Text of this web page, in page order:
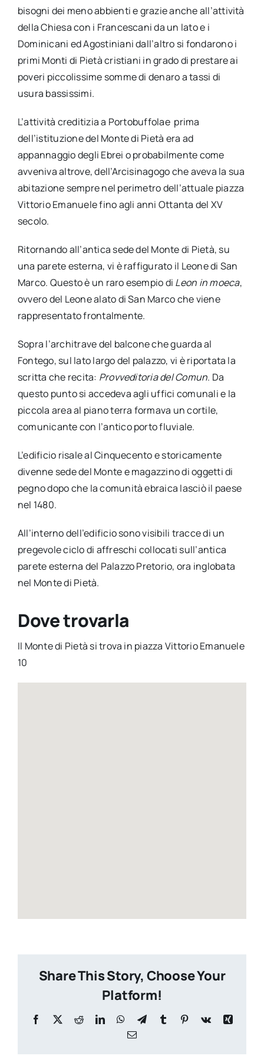
bisogni dei meno abbienti e grazie anche all’attività
della Chiesa con i Francescani da un lato e i
Dominicani ed Agostiniani dall’altro si fondarono i
primi Monti di Pietà cristiani in grado di prestare ai
poveri piccolissime somme di denaro a tassi di
usura bassissimi.
L’attività creditizia a Portobuffolae prima
dell’istituzione del Monte di Pietà era ad
appannaggio degli Ebrei o probabilmente come
avveniva altrove, dell’Arcisinagogo che aveva la sua
abitazione sempre nel perimetro dell’attuale piazza
Vittorio Emanuele fino agli anni Ottanta del XV
secolo.
Ritornando all’antica sede del Monte di Pietà, su
una parete esterna, vi è raffigurato il Leone di San
Marco. Questo è un raro esempio di Leon in moeca,
ovvero del Leone alato di San Marco che viene
rappresentato frontalmente.
Sopra l’architrave del balcone che guarda al
Fontego, sul lato largo del palazzo, vi è riportata la
scritta che recita: Provveditoria del Comun. Da
questo punto si accedeva agli uffici comunali e la
piccola area al piano terra formava un cortile,
comunicante con l’antico porto fluviale.
L’edificio risale al Cinquecento e storicamente
divenne sede del Monte e magazzino di oggetti di
pegno dopo che la comunità ebraica lasciò il paese
nel 1480.
All’interno dell’edificio sono visibili tracce di un
pregevole ciclo di affreschi collocati sull’antica
parete esterna del Palazzo Pretorio, ora inglobata
nel Monte di Pietà.
Dove trovarla
Il Monte di Pietà si trova in piazza Vittorio Emanuele
10
Share This Story, Choose Your
Platform!
Facebook
X RedditLinkedInWhatsApp
TelegramTumblr Pinterest
Vk
Xing
Email